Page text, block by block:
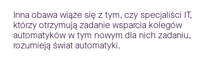
Inna obawa wiąże się z tym, czy specjaliści IT,
którzy otrzymują zadanie wsparcia kolegów
automatyków w tym nowym dla nich zadaniu,
rozumieją świat automatyki.